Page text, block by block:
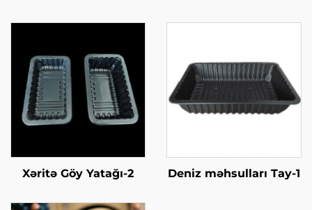
Xəritə Göy Yatağı-2 Deniz məhsulları Tay-1